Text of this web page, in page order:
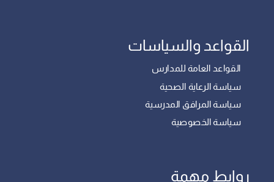
القواعد والسياسات
القواعد العامة للمدارس
سياسة الرعاية الصحية
سياسة المرافق المدرسية
سياسة الخصوصية
روابط مهمة